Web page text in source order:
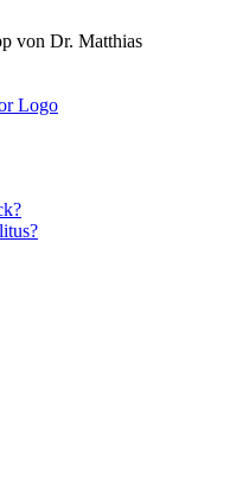
von Dr. Matthias